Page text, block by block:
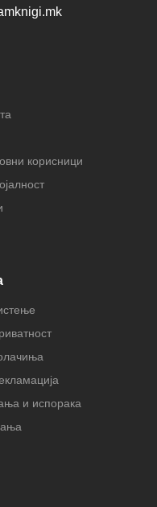
корисници
и испорака